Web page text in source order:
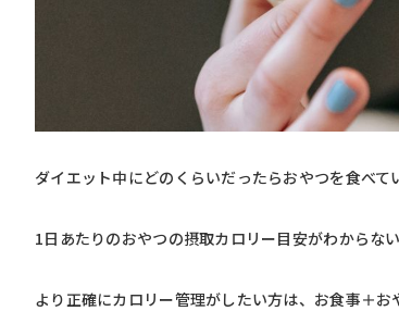
ダイエット中にどのくらいだったらおやつを食べて
1日あたりのおやつの摂取カロリー目安がわからな
より正確にカロリー管理がしたい方は、お食事＋